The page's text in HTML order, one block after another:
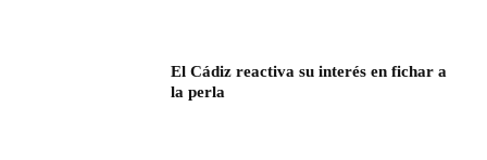
El Cádiz reactiva su interés en fichar a
la perla